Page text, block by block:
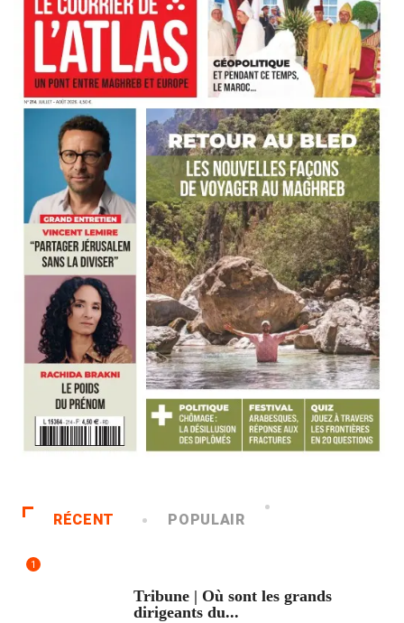
RÉCENT POPULAIR
1
Tribune | Où sont les grands
dirigeants du...